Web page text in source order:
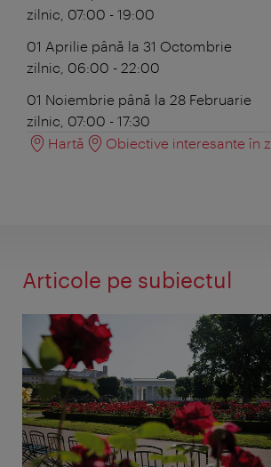
zilnic, 07:00 - 19:00
01 Aprilie până la 31 Octombrie
zilnic, 06:00 - 22:00
01 Noiembrie până la 28 Februarie
zilnic, 07:00 - 17:30
Hartă
Obiective interesante în
Articole pe subiectul